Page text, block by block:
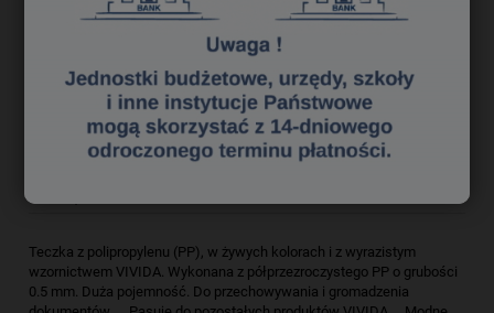
Kod produktu:
tek6630087
poleć znajomemu
Teczka z polipropylenu (PP), w żywych kolorach i z wyrazistym
wzornictwem VIVIDA. Wykonana z półprzezroczystego PP o grubości
0.5 mm. Duża pojemność. Do przechowywania i gromadzenia